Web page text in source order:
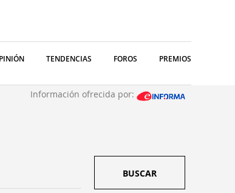
TENDENCIAS FOROS PREMIOS
Información ofrecida por:
BUSCAR